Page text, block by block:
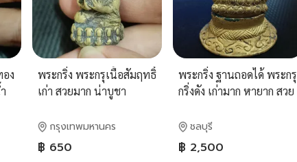
ง
พระกริ่ง พระกรุเนื้อสัมฤทธิ์
เก่า สวยมาก น่าบูชา
กรุงเทพมหานคร
฿ 650
พระกริ่ง ฐานถอดได้ พระกรุ
กริ่งดัง เก่ามาก หายาก สวย
ชลบุรี
฿ 2,500